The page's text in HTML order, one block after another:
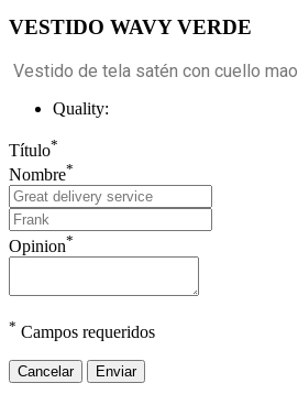
VESTIDO WAVY VERDE
Vestido de tela satén con cuello mao
Quality:
Título*
Nombre*
Opinion*
* Campos requeridos
Cancelar Enviar